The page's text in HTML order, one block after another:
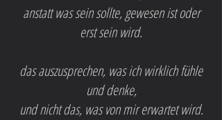
anstatt was sein sollte, gewesen ist oder
erst sein wird.
das auszusprechen, was ich wirklich fühle
und denke,
und nicht das, was von mir erwartet wird.